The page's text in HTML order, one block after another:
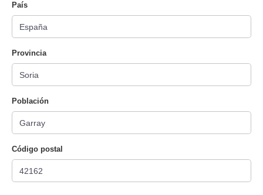
País
Provincia
Población
Código postal